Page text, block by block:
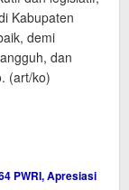
Kabupaten
demi
dan
(art/ko)
PWRI, Apresiasi